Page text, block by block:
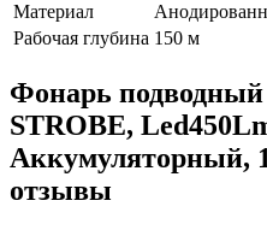
Материал
Рабочая глубина 150 м
Фонарь
STROBE,
Аккумуляторный,
отзывы